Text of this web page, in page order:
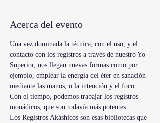
Acerca del evento
Una vez dominada la técnica, con el uso, y el
contacto con los registros a través de nuestro Yo
Superior, nos llegan nuevas formas como por
ejemplo, emplear la energía del éter en sanación
mediante las manos, o la intención y el foco.
Con el tiempo, podemos trabajar los registros
monádicos, que son todavía más potentes.
Los Registros Akáshicos son esas bibliotecas que